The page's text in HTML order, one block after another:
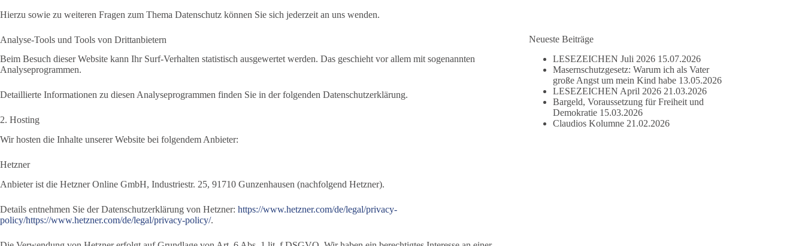
Hierzu sowie zu weiteren Fragen zum Thema Datenschutz können Sie sich jederzeit an uns wenden.
Analyse-Tools und Tools von Dritt­anbietern
Beim Besuch dieser Website kann Ihr Surf-Verhalten statistisch ausgewertet werden. Das geschieht vor allem mit sogenannten
Analyseprogrammen.
Detaillierte Informationen zu diesen Analyseprogrammen finden Sie in der folgenden Datenschutzerklärung.
2. Hosting
Wir hosten die Inhalte unserer Website bei folgendem Anbieter:
Hetzner
Anbieter ist die Hetzner Online GmbH, Industriestr. 25, 91710 Gunzenhausen (nachfolgend Hetzner).
Details entnehmen Sie der Datenschutzerklärung von Hetzner: https://www.hetzner.com/de/legal/privacy-
policy/https://www.hetzner.com/de/legal/privacy-policy/.
Neueste Beiträge
LESEZEICHEN Juli 2026 15.07.2026
Masernschutzgesetz: Warum ich als Vater
große Angst um mein Kind habe 13.05.2026
LESEZEICHEN April 2026 21.03.2026
Bargeld, Voraussetzung für Freiheit und
Demokratie 15.03.2026
Claudios Kolumne 21.02.2026